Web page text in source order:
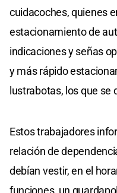
cuidacoches, quienes
estacionamiento de
indicaciones y señas
y más rápido
lustrabotas, los que se
Estos trabajadores
relación de
debían vestir, en el
funciones, un